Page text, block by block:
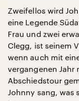
Zweifellos wird
eine Legende
Frau und zwei
Clegg, ist seinem
wenn auch mit
vergangenen Jahr
Abschiedstour
Johnny sang, was